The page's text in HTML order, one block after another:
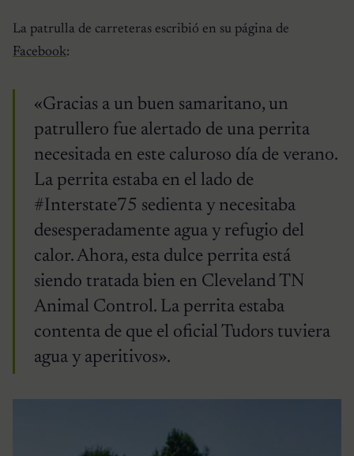
La patrulla de carreteras escribió en su página de
Facebook:
«Gracias a un buen samaritano, un
patrullero fue alertado de una perrita
necesitada en este caluroso día de verano.
La perrita estaba en el lado de
#Interstate75 sedienta y necesitaba
desesperadamente agua y refugio del
calor. Ahora, esta dulce perrita está
siendo tratada bien en Cleveland TN
Animal Control. La perrita estaba
contenta de que el oficial Tudors tuviera
agua y aperitivos».